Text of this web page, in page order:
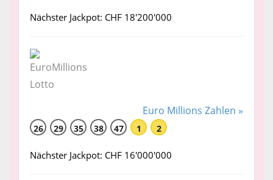
Nächster Jackpot: CHF 18'200'000
Euro Millions Zahlen »
26 29 35 38 47 1 2
Nächster Jackpot: CHF 16'000'000